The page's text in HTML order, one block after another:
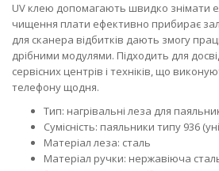
UV клею допомагають швидко знімати
чищення плати ефективно прибирає
для сканера відбитків дають змогу
дрібними модулями. Підходить для
сервісних центрів і техніків, що
телефону щодня.
Тип: нагрівальні леза для
Сумісність: паяльники типу 936
Матеріал леза: сталь
Матеріал ручки: нержавіюча